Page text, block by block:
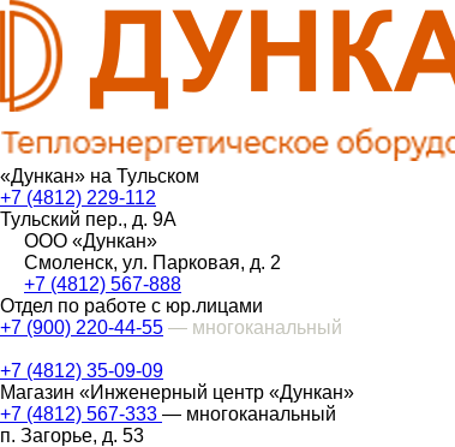
«Дункан» на Тульском
+7 (4812) 229-112
Тульский пер., д. 9А
ООО «Дункан»
Смоленск, ул. Парковая, д. 2
+7 (4812) 567-888
Отдел по работе с юр.лицами
+7 (900) 220-44-55 — многоканальный
+7 (4812) 35-09-09
Магазин «Инженерный центр «Дункан»
+7 (4812) 567-333 — многоканальный
п. Загорье, д. 53